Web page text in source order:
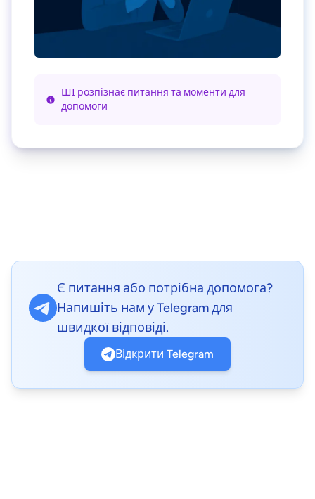
ШІ розпізнає питання та моменти для
допомоги
Є питання або потрібна допомога?
Напишіть нам у Telegram для
швидкої відповіді.
Відкрити Telegram